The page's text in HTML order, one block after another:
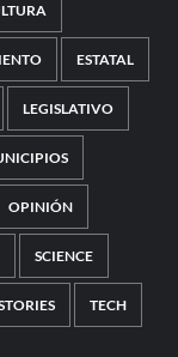
ESTATAL
LEGISLATIVO
OPINIÓN
SCIENCE
TECH